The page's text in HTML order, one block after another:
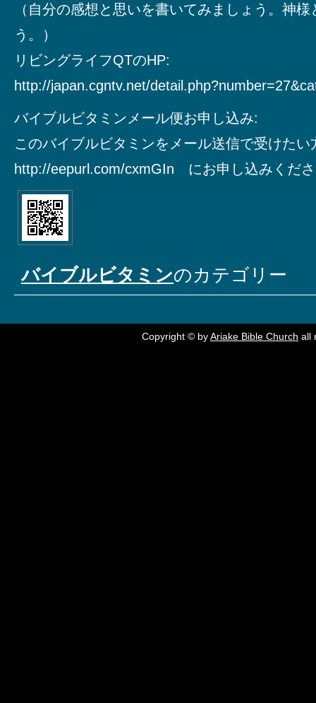
（自分の感想と思いを書いてみましょう。神
う。）
リビングライフQTのHP:
http://japan.cgntv.net/
バイブルビタミンメール便お申し込み:
このバイブルビタミンをメール送信で受けたい
http://eepurl.com/cxmGIn にお申し込みくだ
バイブルビタミンのカテゴリー
Copyright © byAriake Bible Church all